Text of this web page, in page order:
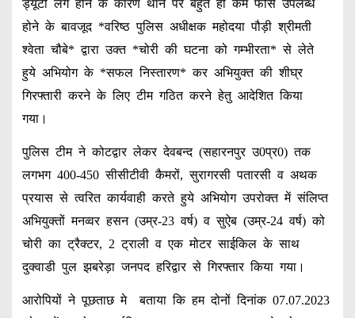
ड्यूटी लगे होने के कारण थाने पर बहुत ही कम फोर्स उपलब्ध
होने के बावजूद *वरिष्ठ पुलिस अधीक्षक महोदया पौड़ी श्रीमती
श्वेता चौबे* द्वारा उक्त *चोरी की घटना को गम्भीरता* से लेते
हुये अभियोग के *सफल निस्तारण* कर अभियुक्त की शीघ्र
गिरफ्तारी करने के लिए टीम गठित करने हेतु आदेशित किया
गया।
पुलिस टीम ने कोटद्वार लेकर देवबन्द (सहारनपुर उ0प्र0) तक
लगभग 400-450 सीसीटीवी कैमरों, सुरागरसी पतारसी व अथक
प्रयास से त्वरित कार्यवाही करते हुये अभियोग उपरोक्त में संलिप्त
अभियुक्तों मनव्वर हसन (उम्र-23 वर्ष) व सुऐब (उम्र-24 वर्ष) को
चोरी का ट्रैक्टर, 2 ट्राली व एक मोटर साईकिल के साथ
दुक्वाडी पुल झबरेड़ा जनपद हरिद्वार से गिरफ्तार किया गया।
आरोपियों ने पूछताछ मे बताया कि हम दोनों दिनांक 07.07.2023